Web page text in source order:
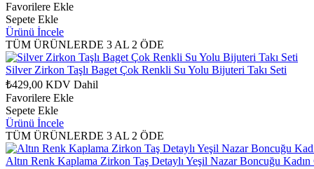
Favorilere Ekle
Sepete Ekle
Ürünü İncele
TÜM ÜRÜNLERDE 3 AL 2 ÖDE
Silver Zirkon Taşlı Baget Çok Renkli Su Yolu Bijuteri Takı Seti
₺429,00 KDV Dahil
Favorilere Ekle
Sepete Ekle
Ürünü İncele
TÜM ÜRÜNLERDE 3 AL 2 ÖDE
Altın Renk Kaplama Zirkon Taş Detaylı Yeşil Nazar Boncuğu